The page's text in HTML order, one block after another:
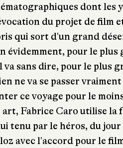
dont les
du projet de film
qui sort d'un grand
évidemment, pour le
va sans dire, pour le plus
ne va se passer
ce voyage pour le
art, Fabrice Caro utilise la
tenu par le héros, du
avec l'accord pour le